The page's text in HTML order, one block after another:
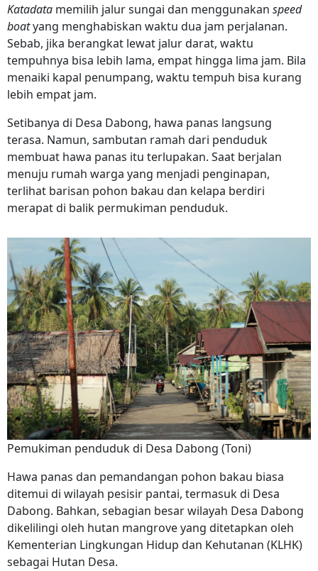
Katadata memilih jalur sungai dan menggunakan speed
boatyang menghabiskan waktu dua jam perjalanan.
Sebab, jika berangkat lewat jalur darat, waktu
tempuhnya bisa lebih lama, empat hingga lima jam. Bila
menaiki kapal penumpang, waktu tempuh bisa kurang
lebih empat jam.
Setibanya di Desa Dabong, hawa panas langsung
terasa. Namun, sambutan ramah dari penduduk
membuat hawa panas itu terlupakan. Saat berjalan
menuju rumah warga yang menjadi penginapan,
terlihat barisan pohon bakau dan kelapa berdiri
merapat di balik permukiman penduduk.
Pemukiman penduduk di Desa Dabong (Toni)
Hawa panas dan pemandangan pohon bakau biasa
ditemui di wilayah pesisir pantai, termasuk di Desa
Dabong. Bahkan, sebagian besar wilayah Desa Dabong
dikelilingi oleh hutan mangrove yang ditetapkan oleh
Kementerian Lingkungan Hidup dan Kehutanan (KLHK)
sebagai Hutan Desa.